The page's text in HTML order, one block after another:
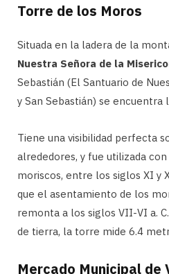
Torre de los Moros
Situada en la ladera de la
Nuestra Señora de la
Sebastián (El Santuario de
y San Sebastián) se encuentra
Tiene una visibilidad perfecta
alrededores, y fue utilizada
moriscos, entre los siglos XI y
que el asentamiento de los
remonta a los siglos VII-VI a.
de tierra, la torre mide 6.4
Mercado Municipal de